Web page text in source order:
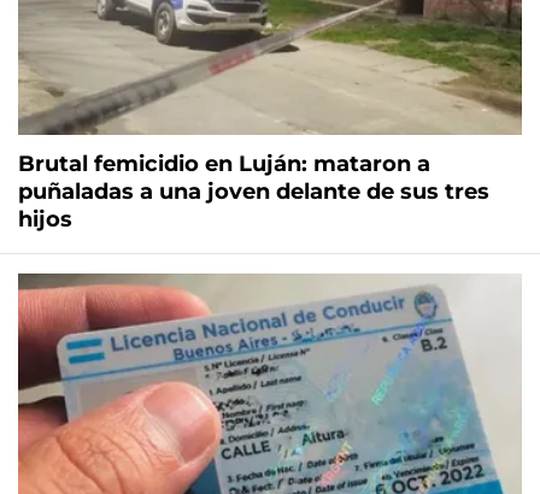
Brutal femicidio en Luján: mataron a
puñaladas a una joven delante de sus tres
hijos